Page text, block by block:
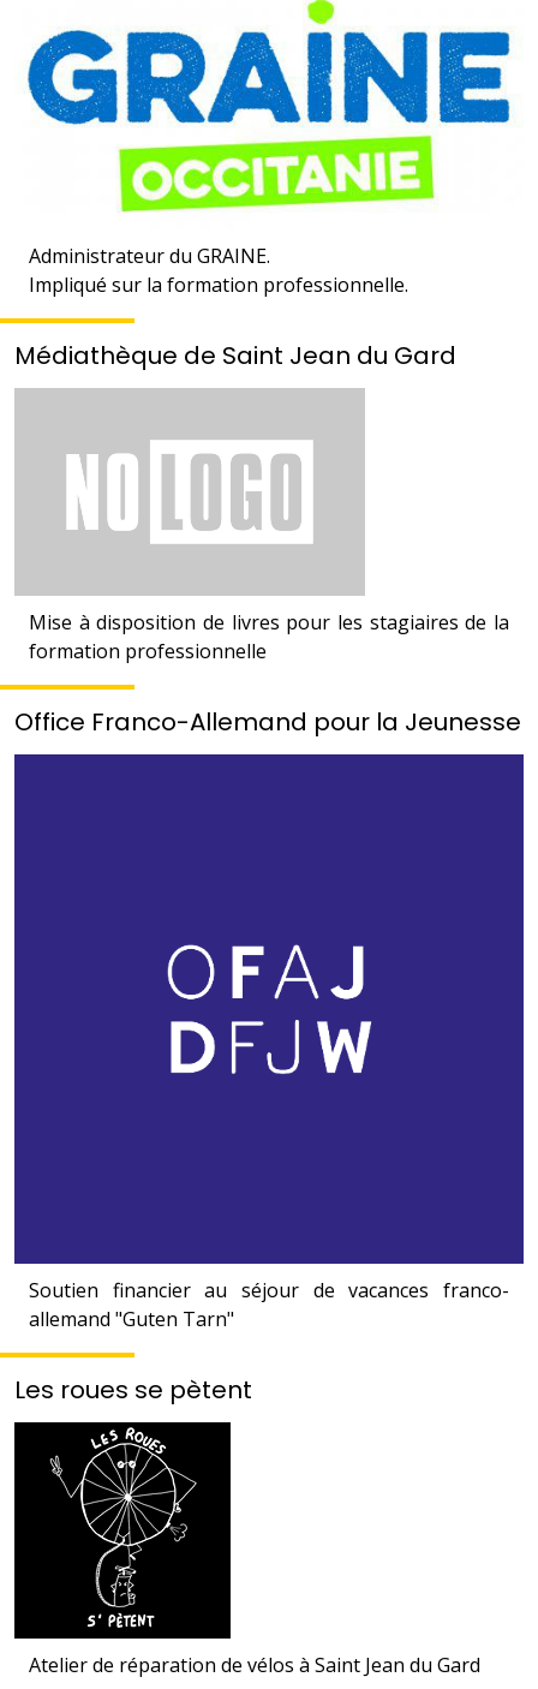
Administrateur du GRAINE.
Impliqué sur la formation professionnelle.
Médiathèque de Saint Jean du Gard
Mise à disposition de livres pour les stagiaires de la
formation professionnelle
Office Franco-Allemand pour la Jeunesse
Soutien financier au séjour de vacances franco-
allemand "Guten Tarn"
Les roues se pètent
Atelier de réparation de vélos à Saint Jean du Gard